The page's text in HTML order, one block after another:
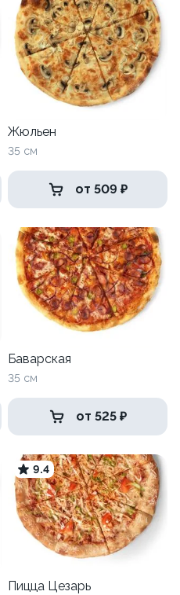
Жюльен
35 см
от 509 ₽
Баварская
35 см
от 525 ₽
9.4
Пицца Цезарь